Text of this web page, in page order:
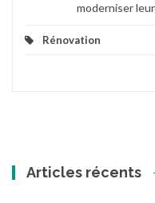
moderniser
Rénovation
Articles récents